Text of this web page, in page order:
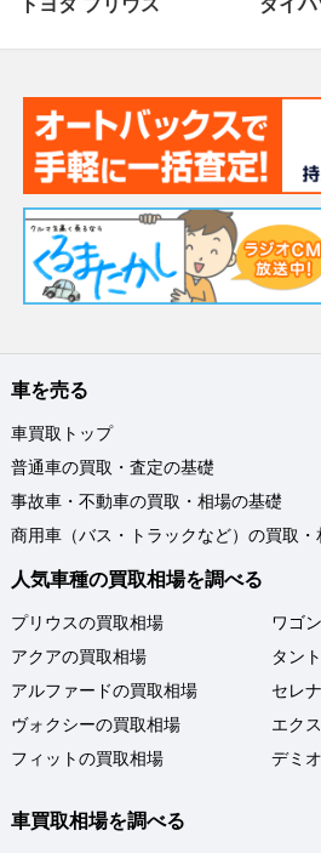
車を売る
車買取トップ
普通車の買取・査定の基礎
事故車・不動車の買取・相場の基礎
商用車（バス・トラックなど）の買取・
人気車種の買取相場を調べる
プリウスの買取相場
アクアの買取相場
アルファードの買取相場
ヴォクシーの買取相場
フィットの買取相場
ワゴ
タン
セレ
エク
デミ
車買取相場を調べる